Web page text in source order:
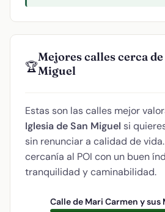
🏆
Mejores calles cerca
Miguel
Estas son las calles mejor
Iglesia de San Miguel si
sin renunciar a calidad de
cercanía al POI con un buen
tranquilidad y caminabilidad.
Calle de Mari Carmen y sus